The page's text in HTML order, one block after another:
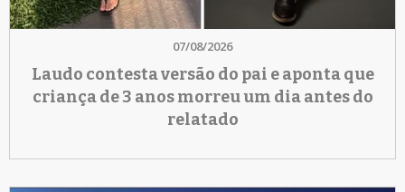
07/08/2026
Laudo contesta versão do pai e aponta que
criança de 3 anos morreu um dia antes do
relatado